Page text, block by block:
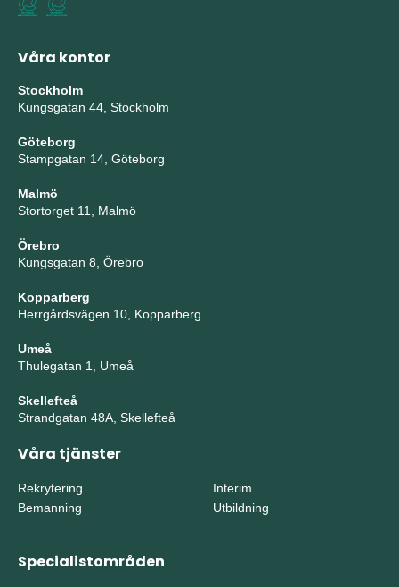
Våra kontor
Stockholm
Kungsgatan 44, Stockholm
Göteborg
Stampgatan 14, Göteborg
Malmö
Stortorget 11, Malmö
Örebro
Kungsgatan 8, Örebro
Kopparberg
Herrgårdsvägen 10, Kopparberg
Umeå
Thulegatan 1, Umeå
Skellefteå
Strandgatan 48A, Skellefteå
Våra tjänster
Rekrytering
Bemanning
Interim
Utbildning
Specialistområden